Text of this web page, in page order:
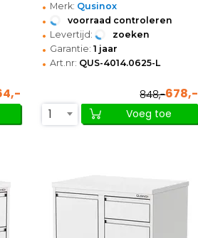
• Merk: Qusinox
• voorraad controleren
• Levertijd: zoeken
• Garantie: 1 jaar
• Art.nr: QUS-4014.0625-L
848,-678,-
1
Voeg toe